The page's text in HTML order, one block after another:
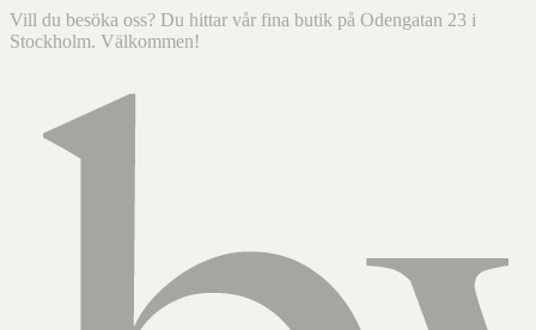
Vill du besöka oss? Du hittar vår fina butik på Odengatan 23 i
Stockholm. Välkommen!